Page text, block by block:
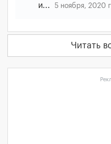
и...
5 ноября, 2020
Читать